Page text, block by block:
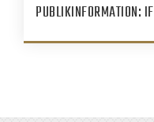
PUBLIKINFORMATION: